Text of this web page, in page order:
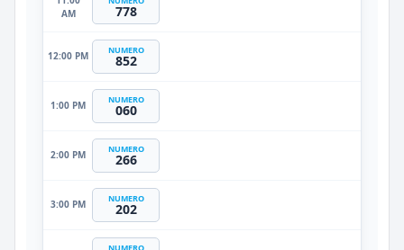
AM
778
12:00 PM NUMERO
852
1:00 PM NUMERO
060
2:00 PM NUMERO
266
3:00 PM NUMERO
202
NUMERO